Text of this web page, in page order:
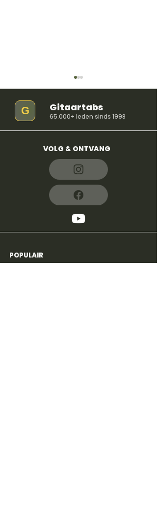
So Easy (To Fall In
Love) - Olivia Dean
G Gitaartabs
65.000+ leden sinds 1998
VOLG & ONTVANG
4,8600+reviews
POPULAIR